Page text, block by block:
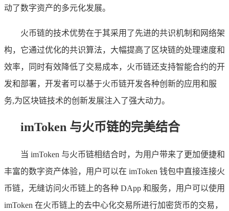
动了数字资产的多元化发展。
火币链的技术优势在于其采用了先进的共识机制和网络架
构，它通过优化的共识算法，大幅提高了区块链的处理速度和
效率，同时有效降低了交易成本，火币链还支持智能合约的开
发和部署，开发者可以基于火币链开发各种创新的应用和服
务,为区块链技术的创新发展注入了强大动力。
imToken 与火币链的完美结合
当 imToken 与火币链相结合时，为用户带来了更加便捷和
丰富的数字资产体验，用户可以在 imToken 钱包中直接连接火
币链，无缝访问火币链上的各种 DApp 和服务，用户可以使用
imToken 在火币链上的去中心化交易所进行加密货币的交易，